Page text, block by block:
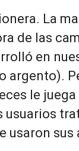
La
de las
en
argento).
le
usuarios
usaron sus